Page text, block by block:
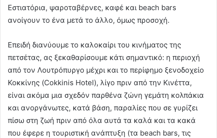
Εστιατόρια, ψαροταβέρνες, καφέ και beach bars
ανοίγουν το ένα μετά το άλλο, όμως προσοχή.
Επειδή διανύουμε το καλοκαίρι του κινήματος της
πετσέτας, ας ξεκαθαρίσουμε κάτι σημαντικό: η περιοχή
από τον Λουτρόπυργο μέχρι και το περίφημο ξενοδοχείο
Κοκκίνης (Cokkinis Hotel), λίγο πριν από την Κινέττα,
είναι ακόμα μια σχεδόν παρθένα ζώνη γεμάτη κολπάκια
και ανοργάνωτες, κατά βάση, παραλίες που σε γυρίζει
πίσω στη ζωή πριν από όλα αυτά τα καλά και τα κακά
που έφερε η τουριστική ανάπτυξη (τα beach bars, τις